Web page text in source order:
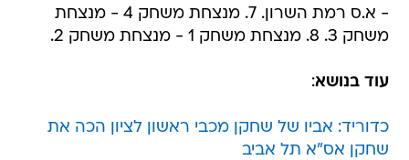
- א.ס רמת השרון. 7. מנצחת משחק 4 - מנצחת
משחק 3. 8. מנצחת משחק 1 - מנצחת משחק 2.
עוד בנושא:
כדוריד: אביו של שחקן מכבי ראשון לציון הכה את
שחקן אס"א תל אביב